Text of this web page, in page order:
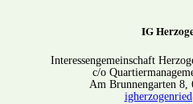
IG
Interessengemeinschaft
c/o
Am Brunnengarten 8,